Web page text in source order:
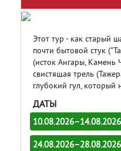
Этот тур - как старый
почти бытовой стук
(исток Ангары, Камень
свистящая трель
глубокий гул, который
ДАТЫ
10.08.2026–14.08.2026
24.08.2026–28.08.2026